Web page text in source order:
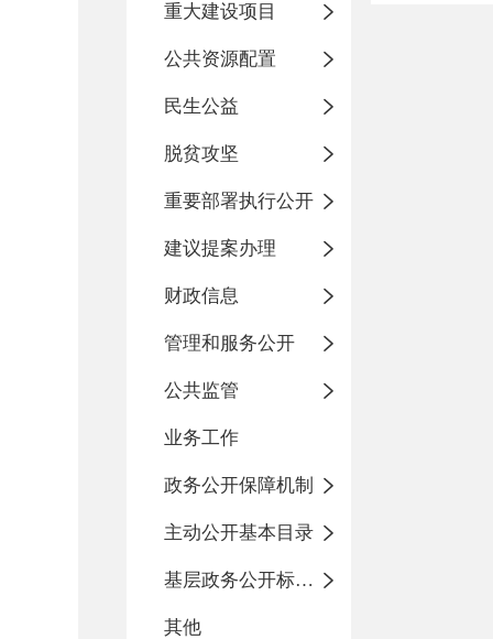
重大建设项目
公共资源配置
民生公益
脱贫攻坚
重要部署执行公开
建议提案办理
财政信息
管理和服务公开
公共监管
业务工作
政务公开保障机制
主动公开基本目录
基层政务公开标准化目录
其他